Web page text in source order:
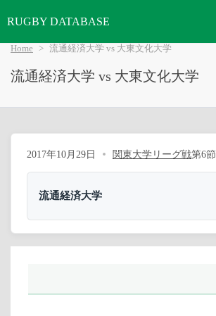
RUGBY DATABASE
Home 流通経済大学 vs 大東文化大学
流通経済大学 vs 大東文化大学
2017年10月29日 関東大学リーグ戦第6節
流通経済大学